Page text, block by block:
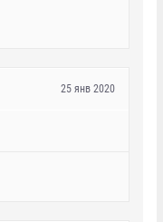
25 янв 2020